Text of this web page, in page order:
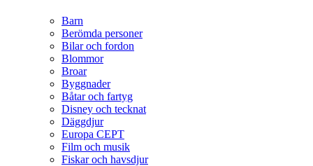
Barn
Berömda personer
Bilar och fordon
Blommor
Broar
Byggnader
Båtar och fartyg
Disney och tecknat
Däggdjur
Europa CEPT
Film och musik
Fiskar och havsdjur